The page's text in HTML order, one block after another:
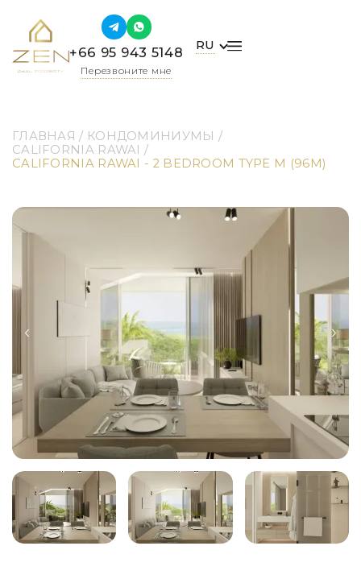
+66 95 943 5148
Перезвоните мне
RU
ГЛАВНАЯ / КОНДОМИНИУМЫ /
CALIFORNIA RAWAI /
CALIFORNIA RAWAI - 2 BEDROOM TYPE M (96M)